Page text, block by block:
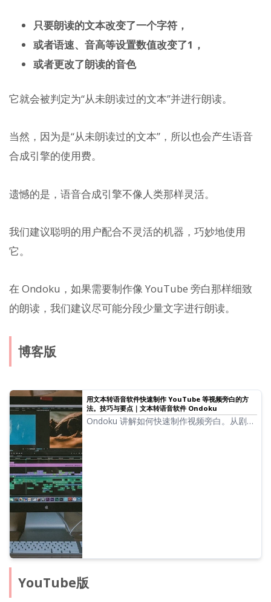
只要朗读的文本改变了一个字符，
或者语速、音高等设置数值改变了1，
或者更改了朗读的音色
它就会被判定为“从未朗读过的文本”并进行朗读。
当然，因为是“从未朗读过的文本”，所以也会产生语音
合成引擎的使用费。
遗憾的是，语音合成引擎不像人类那样灵活。
我们建议聪明的用户配合不灵活的机器，巧妙地使用
它。
在 Ondoku，如果需要制作像 YouTube 旁白那样细致
的朗读，我们建议尽可能分段少量文字进行朗读。
博客版
用文本转语音软件快速制作 YouTube 等视频旁白的方
法。技巧与要点｜文本转语音软件 Ondoku
Ondoku 讲解如何快速制作视频旁白。从剧本
YouTube版